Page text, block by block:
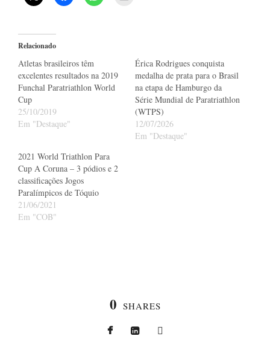
Relacionado
Atletas brasileiros têm
excelentes resultados na 2019
Funchal Paratriathlon World
Cup
25/10/2019
Em "Destaque"
Érica Rodrigues conquista
medalha de prata para o Brasil
na etapa de Hamburgo da
Série Mundial de Paratriathlon
(WTPS)
12/07/2026
Em "Destaque"
2021 World Triathlon Para
Cup A Coruna – 3 pódios e 2
classificações Jogos
Paralímpicos de Tóquio
21/06/2021
Em "COB"
0 SHARES